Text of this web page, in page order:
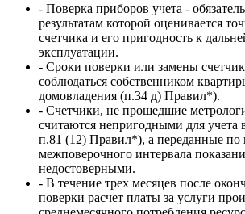
- Поверка приборов учета -
результатам которой оценивается
счетчика и его пригодность к
эксплуатации.
- Сроки поверки или замены
соблюдаться собственником
домовладения (п.34 д) Правил*).
- Счетчики, не прошедшие
считаются непригодными для учета
п.81 (12) Правил*), а переданные по
межповерочного интервала
недостоверными.
- В течение трех месяцев после
поверки расчет платы за услуги